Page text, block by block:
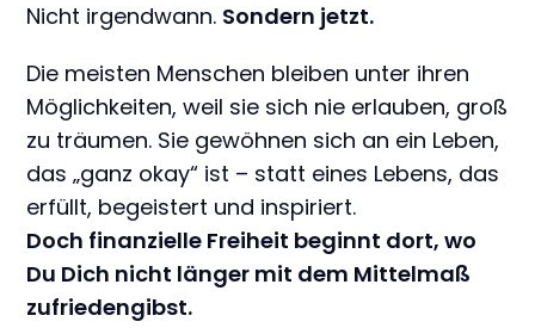
Nicht irgendwann. Sondern jetzt.
Die meisten Menschen bleiben unter ihren
Möglichkeiten, weil sie sich nie erlauben, groß
zu träumen. Sie gewöhnen sich an ein Leben,
das „ganz okay“ ist – statt eines Lebens, das
erfüllt, begeistert und inspiriert.
Doch finanzielle Freiheit beginnt dort, wo
Du Dich nicht länger mit dem Mittelmaß
zufriedengibst.